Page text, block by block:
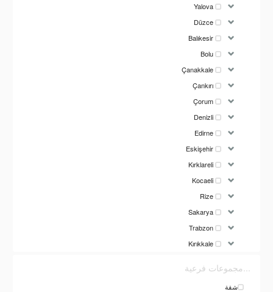
Yalova
Düzce
Balıkesir
Bolu
Çanakkale
Çankırı
Çorum
Denizli
Edirne
Eskişehir
Kırklareli
Kocaeli
Rize
Sakarya
Trabzon
Kırıkkale
...مجموعات فرعية
شقة